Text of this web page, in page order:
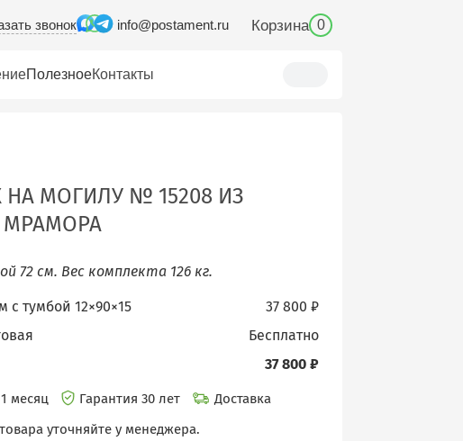
звонок info@postament.ru Корзина 0
ПолезноеКонтакты
МОГИЛУ № 15208 ИЗ
МРАМОРА
72 см. Вес комплекта 126 кг.
37 800 ₽
c тумбой 12×90×15
бесплатно
37 800 ₽
месяц Гарантия 30 лет
Доставка
уточняйте у менеджера.